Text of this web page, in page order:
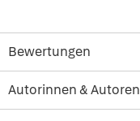
Bewertungen
Autorinnen & Autoren